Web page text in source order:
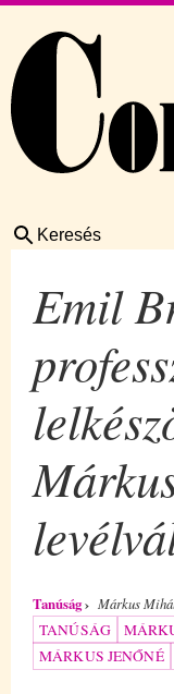
Keresés
Emil
Tanúság Márkus
TANÚSÁG
MÁRKUS JENŐNÉ